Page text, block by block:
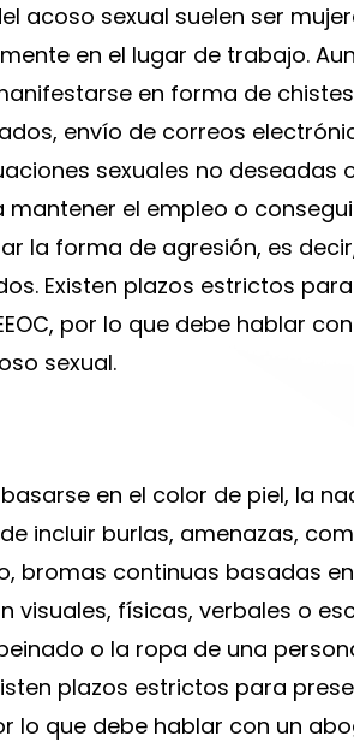
acoso sexual suelen ser
en el lugar de trabajo.
en forma de
envío de correos
sexuales no deseadas
el empleo o
la forma de agresión, es
Existen plazos estrictos
por lo que debe hablar
sexual.
en el color de piel, la
incluir burlas, amenazas,
bromas continuas basadas
visuales, físicas, verbales o
o la ropa de una
plazos estrictos para
lo que debe hablar con un